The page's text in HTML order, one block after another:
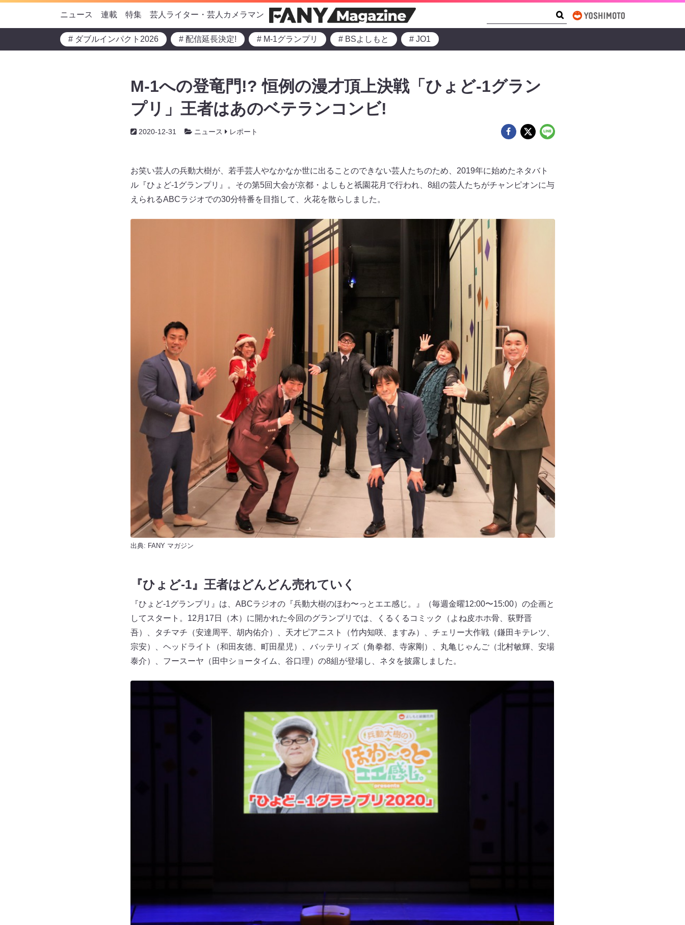
ニュース 連載 特集 芸人ライター・芸人カメラマン
# ダブルインパクト2026 # 配信延長決定! # M-1グランプリ # BSよしもと # JO1
M-1への登竜門!? 恒例の漫才頂上決戦「ひょど-1グラン
プリ」王者はあのベテランコンビ!
2020-12-31 ニュース レポート
お笑い芸人の兵動大樹が、若手芸人やなかなか世に出ることのできない芸人たちのため、2019年に始めたネタバト
ル『ひょど-1グランプリ』。その第5回大会が京都・よしもと祇園花月で行われ、8組の芸人たちがチャンピオンに与
えられるABCラジオでの30分特番を目指して、火花を散らしました。
出典: FANY マガジン
『ひょど-1』王者はどんどん売れていく
『ひょど-1グランプリ』は、ABCラジオの『兵動大樹のほわ〜っとエエ感じ。』（毎週金曜12:00〜15:00）の企画と
してスタート。12月17日（木）に開かれた今回のグランプリでは、くるくるコミック（よね皮ホホ骨、荻野晋
吾）、タチマチ（安達周平、胡内佑介）、天才ピアニスト（竹内知咲、ますみ）、チェリー大作戦（鎌田キテレツ、
宗安）、ヘッドライト（和田友徳、町田星児）、バッテリィズ（角拳都、寺家剛）、丸亀じゃんご（北村敏輝、安場
泰介）、フースーヤ（田中ショータイム、谷口理）の8組が登場し、ネタを披露しました。